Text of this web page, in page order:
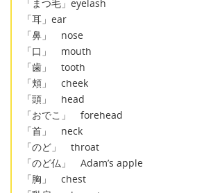
「まつ毛」eyelash
「耳」ear
「鼻」 nose
「口」 mouth
「歯」 tooth
「頬」 cheek
「頭」 head
「おでこ」 forehead
「首」 neck
「のど」 throat
「のど仏」 Adam’s apple
「胸」 chest